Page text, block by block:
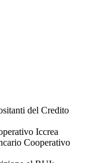
del Credito
Iccrea
Cooperativo